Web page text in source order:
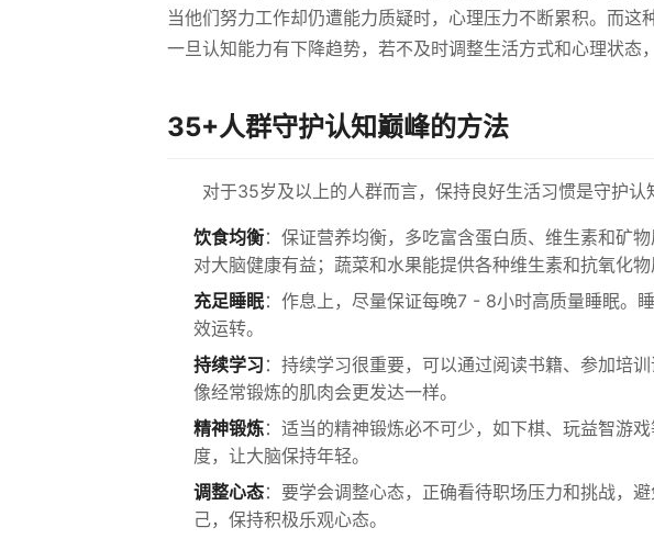
当他们努力工作却仍遭能力质疑时，心理压力不断累积。而这
一旦认知能力有下降趋势，若不及时调整生活方式和心理状态
35+人群守护认知巅峰的方法
对于35岁及以上的人群而言，保持良好生活习惯是守护认
饮食均衡：保证营养均衡，多吃富含蛋白质、维生素和矿
对大脑健康有益；蔬菜和水果能提供各种维生素和抗氧化物
充足睡眠：作息上，尽量保证每晚7 - 8小时高质量睡眠。
效运转。
持续学习 ：持续学习很重要，可以通过阅读书籍、参加培
像经常锻炼的肌肉会更发达一样。
精神锻炼：适当的精神锻炼必不可少，如下棋、玩益智游
度，让大脑保持年轻。
调整心态：要学会调整心态，正确看待职场压力和挑战，
己，保持积极乐观心态。